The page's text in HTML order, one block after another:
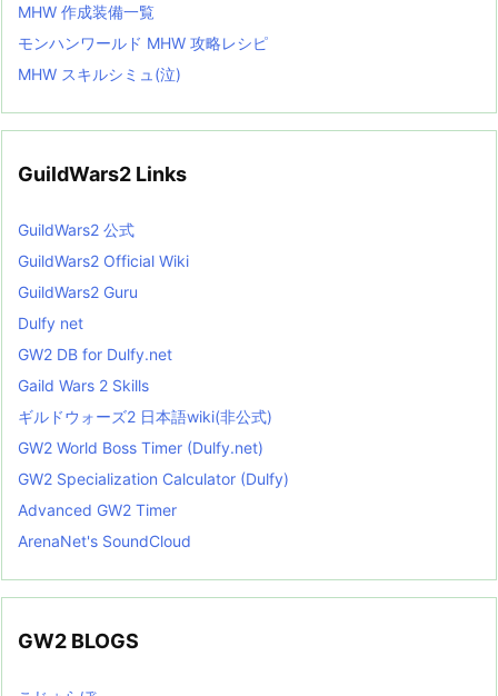
MHW 作成装備一覧
モンハンワールド MHW 攻略レシピ
MHW スキルシミュ(泣)
GuildWars2 Links
GuildWars2 公式
GuildWars2 Official Wiki
GuildWars2 Guru
Dulfy net
GW2 DB for Dulfy.net
Gaild Wars 2 Skills
ギルドウォーズ2 日本語wiki(非公式)
GW2 World Boss Timer (Dulfy.net)
GW2 Specialization Calculator (Dulfy)
Advanced GW2 Timer
ArenaNet's SoundCloud
GW2 BLOGS